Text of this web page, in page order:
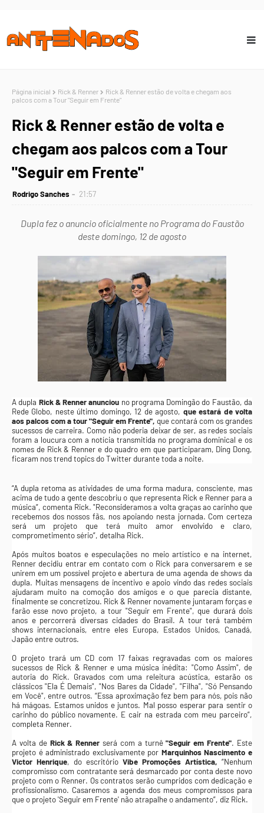
Página inicial Rick & Renner
Rick & Renner estão de volta e chegam aos
palcos com a Tour "Seguir em Frente"
Rick & Renner estão de volta e
chegam aos palcos com a Tour
"Seguir em Frente"
Rodrigo Sanches 21:57
Dupla fez o anuncio oficialmente no Programa do Faustão
deste domingo, 12 de agosto
A dupla Rick & Renner anunciou no programa Domingão do Faustão, da
Rede Globo, neste último domingo, 12 de agosto, que estará de volta
aos palcos com a tour "Seguir em Frente", que contará com os grandes
sucessos de carreira. Como não poderia deixar de ser, as redes sociais
foram a loucura com a notícia transmitida no programa dominical e os
nomes de Rick & Renner e do quadro em que participaram, Ding Dong,
ficaram nos trend topics do Twitter durante toda a noite.
“A dupla retoma as atividades de uma forma madura, consciente, mas
acima de tudo a gente descobriu o que representa Rick e Renner para a
música”, comenta Rick. "Reconsideramos a volta graças ao carinho que
recebemos dos nossos fãs, nos apoiando nesta jornada. Com certeza
será um projeto que terá muito amor envolvido e claro,
comprometimento sério”, detalha Rick.
Após muitos boatos e especulações no meio artístico e na internet,
Renner decidiu entrar em contato com o Rick para conversarem e se
unirem em um possível projeto e abertura de uma agenda de shows da
dupla. Muitas mensagens de incentivo e apoio vindo das redes sociais
ajudaram muito na comoção dos amigos e o que parecia distante,
finalmente se concretizou. Rick & Renner novamente juntaram forças e
farão esse novo projeto, a tour "Seguir em Frente", que durará dois
anos e percorrerá diversas cidades do Brasil. A tour terá também
shows internacionais, entre eles Europa, Estados Unidos, Canadá,
Japão entre outros.
O projeto trará um CD com 17 faixas regravadas com os maiores
sucessos de Rick & Renner e uma música inédita: "Como Assim", de
autoria do Rick. Gravados com uma releitura acústica, estarão os
clássicos "Ela É Demais", "Nos Bares da Cidade", "Filha", "Só Pensando
em Você", entre outros. “Essa aproximação fez bem para nós, pois não
há mágoas. Estamos unidos e juntos. Mal posso esperar para sentir o
carinho do público novamente. E cair na estrada com meu parceiro”,
completa Renner.
A volta de Rick & Renner será com a turnê"Seguir em Frente". Este
projeto é administrado exclusivamente por Marquinhos Nascimento e
Victor Henrique, do escritório Vibe Promoções Artística, “Nenhum
compromisso com contratante será desmarcado por conta deste novo
projeto com o Renner. Os contratos serão cumpridos com dedicação e
profissionalismo. Casaremos a agenda dos meus compromissos para
que o projeto 'Seguir em Frente' não atrapalhe o andamento”, diz Rick.